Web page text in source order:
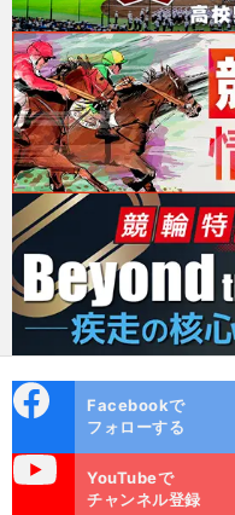
ok
Facebookで
フォローする
YouTubeで
チャンネル登録